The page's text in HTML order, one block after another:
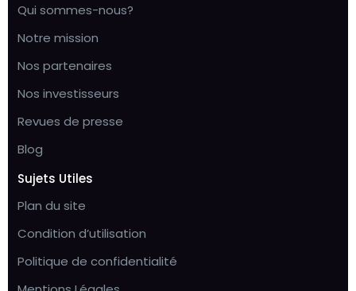
Qui sommes-nous?
Notre mission
Nos partenaires
Nos investisseurs
Revues de presse
Blog
Sujets Utiles
Plan du site
Condition d’utilisation
Politique de confidentialité